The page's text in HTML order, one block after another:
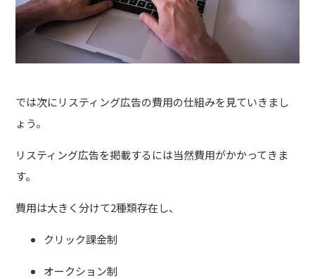
では次にリスティング広告の費用の仕組みを見ていきまし
ょう。
リスティング広告を掲載するには当然費用がかかってきま
す。
費用は大きく分けて2種類存在し、
クリック課金制
オークション制